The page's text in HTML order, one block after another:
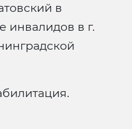
в
инвалидов в г.